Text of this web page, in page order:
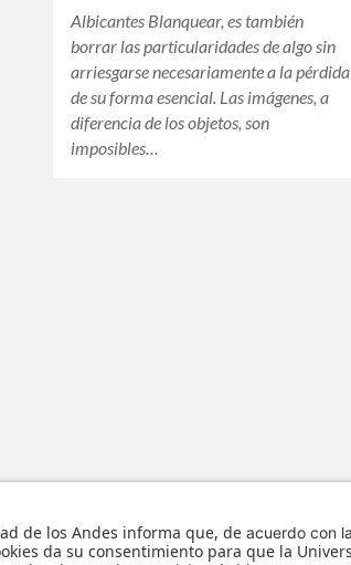
Albicantes Blanquear, es también
borrar las particularidades de algo sin
arriesgarse necesariamente a la pérdida
de su forma esencial. Las imágenes, a
diferencia de los objetos, son
imposibles…